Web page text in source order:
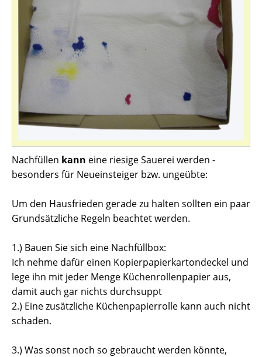
Nachfüllen kann eine riesige Sauerei werden -
besonders für Neueinsteiger bzw. ungeübte:
Um den Hausfrieden gerade zu halten sollten ein paar
Grundsätzliche Regeln beachtet werden.
1.) Bauen Sie sich eine Nachfüllbox:
Ich nehme dafür einen Kopierpapierkartondeckel und
lege ihn mit jeder Menge Küchenrollenpapier aus,
damit auch gar nichts durchsuppt
2.) Eine zusätzliche Küchenpapierrolle kann auch nicht
schaden.
3.) Was sonst noch so gebraucht werden könnte,